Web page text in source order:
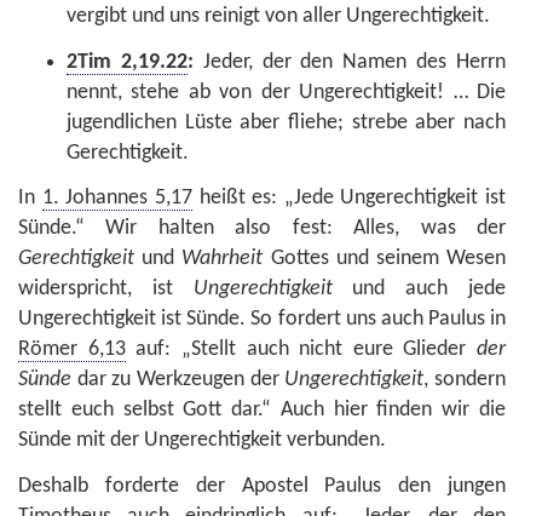
vergibt und uns reinigt von aller Ungerechtigkeit.
2Tim 2,19.22: Jeder, der den Namen des Herrn
nennt, stehe ab von der Ungerechtigkeit! … Die
jugendlichen Lüste aber fliehe; strebe aber nach
Gerechtigkeit.
In 1. Johannes 5,17heißt es: „Jede Ungerechtigkeit ist
Sünde.“ Wir halten also fest: Alles, was der
Gerechtigkeit und Wahrheit Gottes und seinem Wesen
widerspricht, ist Ungerechtigkeitund auch jede
Ungerechtigkeit ist Sünde. So fordert uns auch Paulus in
Römer 6,13auf: „Stellt auch nicht eure Glieder der
Sünde dar zu Werkzeugen der Ungerechtigkeit, sondern
stellt euch selbst Gott dar.“ Auch hier finden wir die
Sünde mit der Ungerechtigkeit verbunden.
Deshalb forderte der Apostel Paulus den jungen